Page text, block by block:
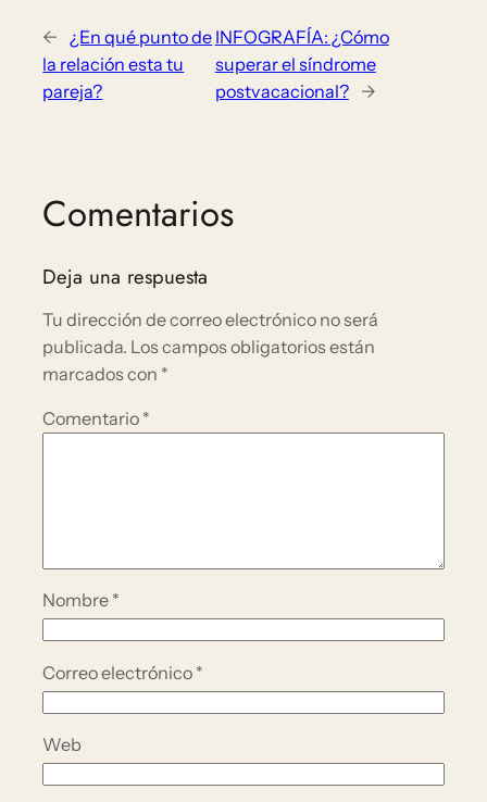
←
¿En qué punto de
la relación esta tu
pareja?
INFOGRAFÍA: ¿Cómo
superar el síndrome
postvacacional?
→
Comentarios
Deja una respuesta
Tu dirección de correo electrónico no será
publicada. Los campos obligatorios están
marcados con *
Comentario *
Nombre *
Correo electrónico *
Web